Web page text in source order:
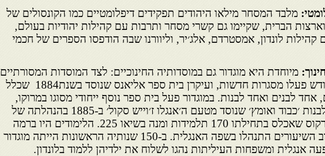
מלבד המסחר מילאו היהודים תפקידים דיפלומטיים כמו הקונסולים של
הברית, שקיימו גם קשרי מסחר ותרבות עם קהילות יהודיות בעולם,
קהילות לונדון, אמסטרדם, אלג׳יר, וליוורנו שבה הודפסו הספרים של חכמי
מיוחדת היא מוגדור גם במוסדותיה החינוכיים: לצד המוסדות המסורתיים
ללימודי קודש פעלו מסגרות חדשות, ועיקרן בית ספר אליאנס שנוסד בשנת1884 שכלל
אחד לבנים ואחד לבנות. במוגדור פעל בית ספר נוסף ייחודי מסוגו במרוקו,
בית ספר לבנות ׳כבוד ואומץ׳ שנוסד מטעם ה׳אנגלו ז׳וייש סקול׳ ב-1885 בהנהלתה של
סטילה קורקוס שאכלס בתחילתו 170 תלמידות ומנה בשיאו 225. הלימודים היו ברמה
גבוהה, ורוב השיעורים התנהלו בשפה האנגלית. ב-150 שנותיה הראשונות הייתה מוגדור
אנגלית ומשפחות העיליתות נהגו לשלוח את ילדיהן ללמוד בלונדון.